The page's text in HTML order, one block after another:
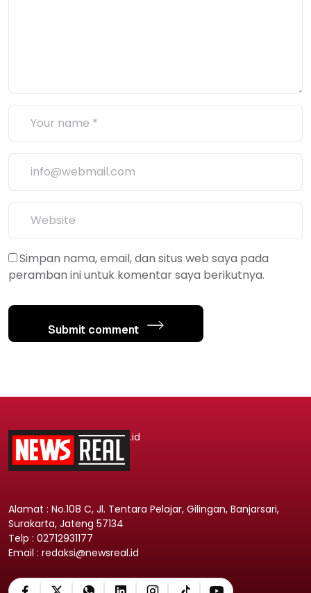
Simpan nama, email, dan situs web saya pada
peramban ini untuk komentar saya berikutnya.
Submit comment
.id
Alamat : No.108 C, Jl. Tentara Pelajar, Gilingan, Banjarsari,
Surakarta, Jateng 57134
Telp : 02712931177
Email : redaksi@newsreal.id